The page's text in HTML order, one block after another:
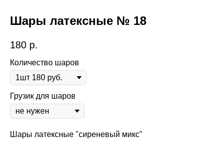
Шары латексные № 18
180 р.
Количество шаров
Грузик для шаров
Шары латексные "сиреневый микс"